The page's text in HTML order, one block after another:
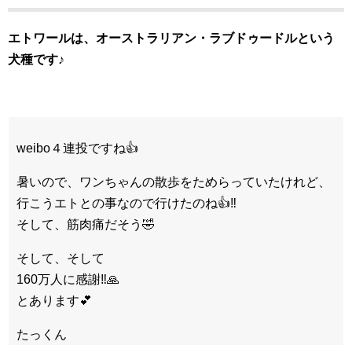
エトワールは、オーストラリアン・ラブドゥードルという
犬種です♪
weibo４連投ですね👍
暑いので、ワンちゃんの散歩をためらっていたけれど、
行こうエトとの事なので行けたのね👍‼️
そして、筋肉痛だそう🤣
そして、そして
160万人に感謝‼️🙏
とあります💕
たっくん